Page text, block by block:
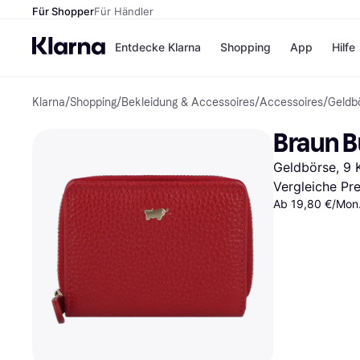
Für ShopperFür Händler
Entdecke Klarna
Zahlungsmethoden
Sofort bezahlen
Bezahle in 3
Teilzahlungen
Bezahle in bis zu 30
Tagen
Ratenzahlung
Shopping
Shops
eBay
Temu
SHEIN
App Hilfe
Klarna/Shopping/Bekleidung & Accessoires/Accessoires/
Braun
Geldbörse, 9
Vergleiche
Ab 19,80 €/